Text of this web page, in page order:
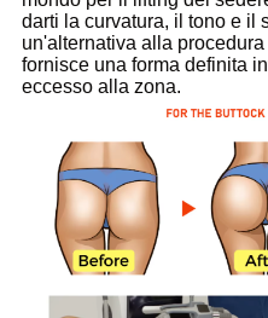
darti la curvatura, il tono e il
un'alternativa alla
fornisce una forma definita
eccesso alla zona.